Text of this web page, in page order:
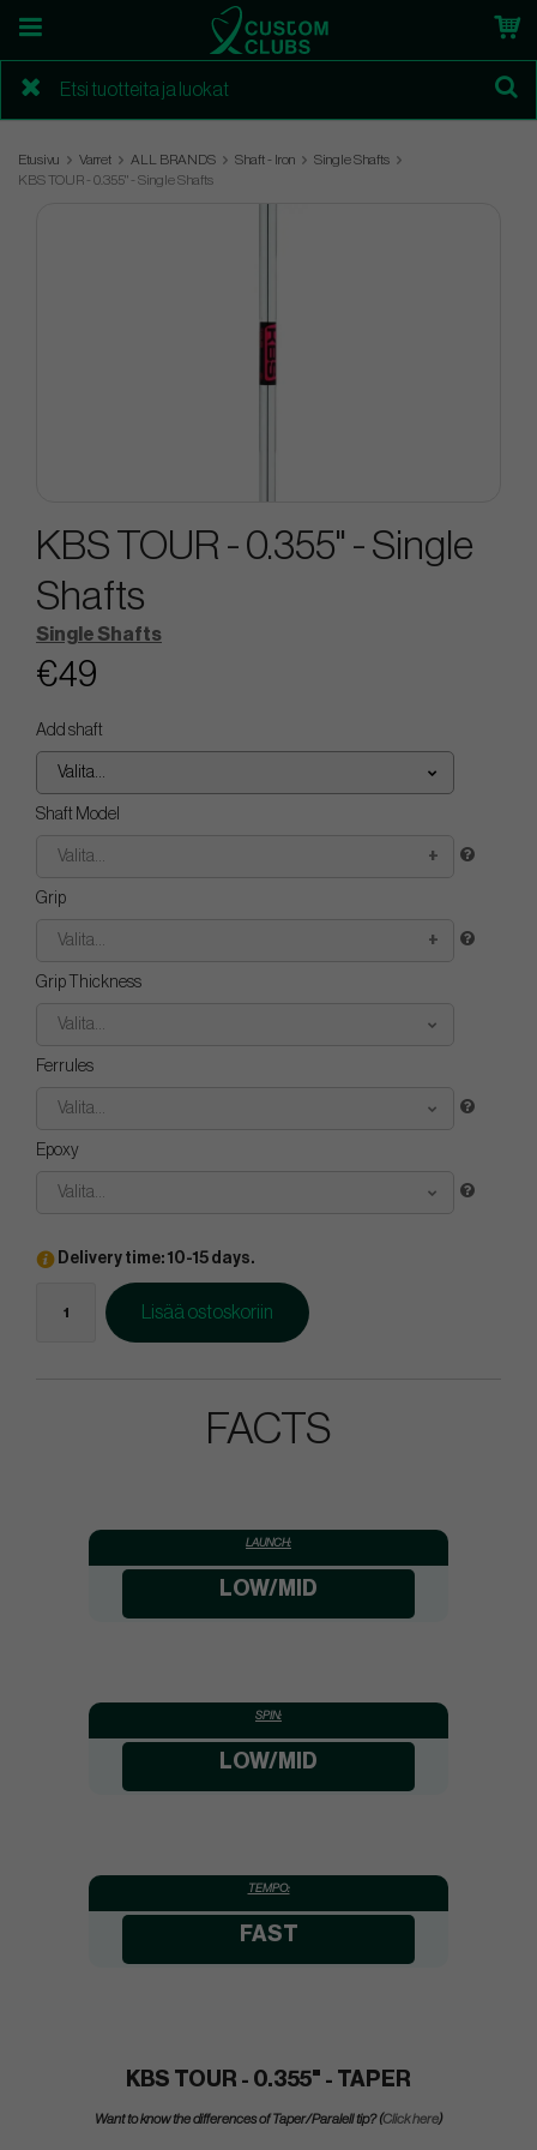
Etusivu Varret ALL BRANDS Shaft - Iron
Single Shafts
KBS TOUR - 0.355" - Single Shafts
KBS TOUR - 0.355" - Single
Shafts
Single Shafts
€49
Add shaft
Valita...
Shaft Model
Valita...
Grip
Valita...
Grip Thickness
Valita...
Ferrules
Valita...
Epoxy
Valita...
Delivery time: 10-15 days.
Lisää ostoskoriin
FACTS
LAUNCH:
LOW/MID
SPIN:
LOW/MID
TEMPO:
FAST
KBS TOUR - 0.355" - TAPER
Want to know the differences of Taper/Paralell tip? (Click here)